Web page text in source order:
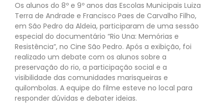
Os alunos do 8º e 9º anos das Escolas Municipais Luiza
Terra de Andrade e Francisco Paes de Carvalho Filho,
em São Pedro da Aldeia, participaram de uma sessão
especial do documentário “Rio Una: Memórias e
Resistência”, no Cine São Pedro. Após a exibição, foi
realizado um debate com os alunos sobre a
preservação do rio, a participação social e a
visibilidade das comunidades marisqueiras e
quilombolas. A equipe do filme esteve no local para
responder dúvidas e debater ideias.